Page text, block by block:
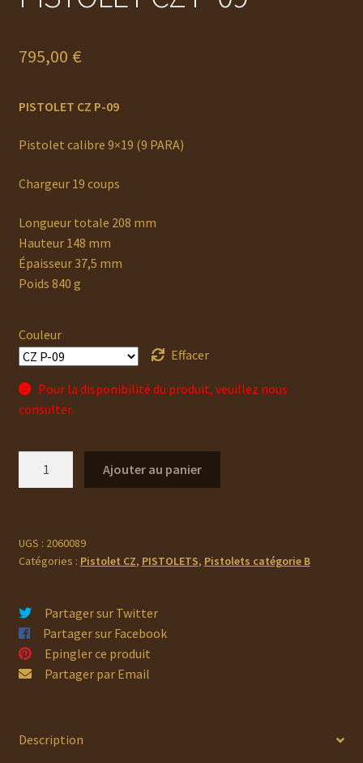
795,00 €
PISTOLET CZ P-09
Pistolet calibre 9×19 (9 PARA)
Chargeur 19 coups
Longueur totale 208 mm
Hauteur 148 mm
Épaisseur 37,5 mm
Poids 840 g
Couleur
Effacer
Pour la disponibilité du produit, veuillez nous
consulter.
P-
09
Ajouter au panier
UGS : 2060089
Catégories : Pistolet CZ, PISTOLETS, Pistolets catégorie B
Partager sur Twitter
Partager sur Facebook
Epingler ce produit
Partager par Email
Description